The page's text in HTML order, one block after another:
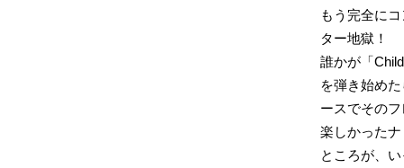
もう完全に
ター地獄！
誰かが「
を弾き始め
ースでその
楽しかった
ところが、